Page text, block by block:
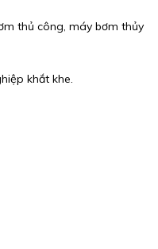
thủ công, máy bơm thủy
khắt khe.